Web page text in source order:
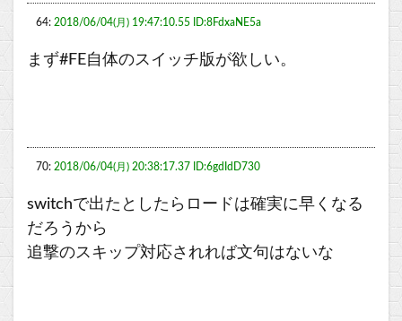
64: 2018/06/04(月) 19:47:10.55 ID:8FdxaNE5a
まず#FE自体のスイッチ版が欲しい。
70: 2018/06/04(月) 20:38:17.37 ID:6gdIdD730
switchで出たとしたらロードは確実に早くなる
だろうから
追撃のスキップ対応されれば文句はないな